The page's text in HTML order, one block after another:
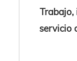
servicio